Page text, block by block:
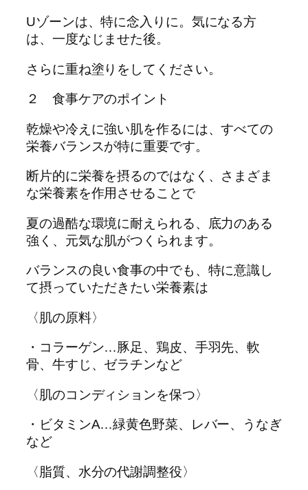
Uゾーンは、特に念入りに。気になる方
は、一度なじませた後。
さらに重ね塗りをしてください。
２ 食事ケアのポイント
乾燥や冷えに強い肌を作るには、すべての
栄養バランスが特に重要です。
断片的に栄養を摂るのではなく、さまざま
な栄養素を作用させることで
夏の過酷な環境に耐えられる、底力のある
強く、元気な肌がつくられます。
バランスの良い食事の中でも、特に意識し
て摂っていただきたい栄養素は
〈肌の原料〉
・コラーゲン…豚足、鶏皮、手羽先、軟
骨、牛すじ、ゼラチンなど
〈肌のコンディションを保つ〉
・ビタミンA…緑黄色野菜、レバー、うなぎ
など
〈脂質、水分の代謝調整役〉